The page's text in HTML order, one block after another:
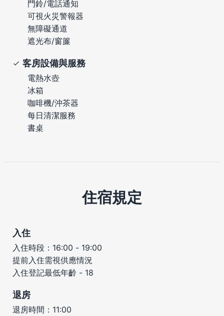
門鈴/電話通知
可視火災警報器
無障礙通道
遮光布/窗簾
客房設備與服務
電熱水壺
冰箱
咖啡機/沖茶器
每日清潔服務
書桌
住宿規定
入住
入住時段：16:00 - 19:00
提前入住需視供應情況
入住登記最低年齡 - 18
退房
退房時間：11:00